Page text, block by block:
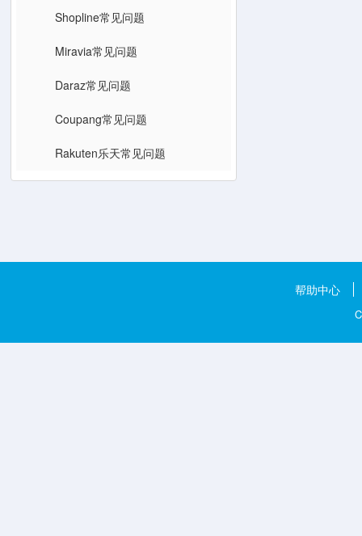
Shopline常见问题
Miravia常见问题
Daraz常见问题
Coupang常见问题
Rakuten乐天常见问题
帮助中心